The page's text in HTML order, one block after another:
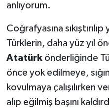
anlıyorum.
Coğrafyasına
Türklerin, daha yüz yıl
Atatürkönderliğinde
önce yok edilmeye,
kovulmaya çalışılırken
alıp eğilmiş başını